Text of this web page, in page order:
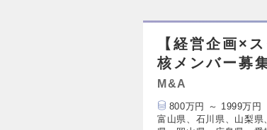
【経営企画×
核メンバー募
M&A
800万円 ～ 1999万円
富山県、石川県、山梨